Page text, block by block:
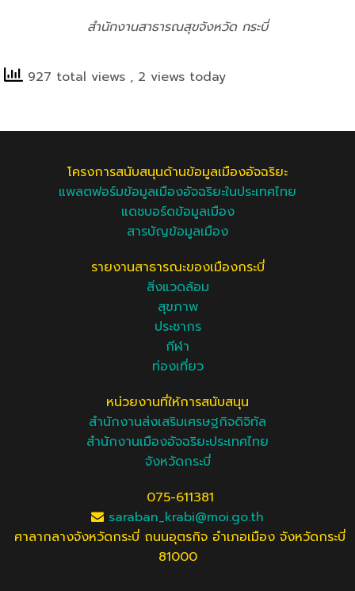
สำนักงานสาธารณสุขจังหวัด กระบี่
927 total views , 2 views today
โครงการสนับสนุนด้านข้อมูลเมืองอัจฉริยะ
แพลตฟอร์มข้อมูลเมืองอัจฉริยะในประเทศไทย
แดชบอร์ดข้อมูลเมือง
สารบัญข้อมูลเมือง
รายงานสาธารณะของเมืองกระบี่
สิ่งแวดล้อม
สุขภาพ
ประชากร
กีฬา
ท่องเที่ยว
หน่วยงานที่ให้การสนับสนุน
สำนักงานส่งเสริมเศรษฐกิจดิจิทัล
สำนักงานเมืองอัจฉริยะประเทศไทย
จังหวัดกระบี่
075-611381
saraban_krabi@moi.go.th
ศาลากลางจังหวัดกระบี่ ถนนอุตรกิจ อำเภอเมือง จังหวัดกระบี่
81000